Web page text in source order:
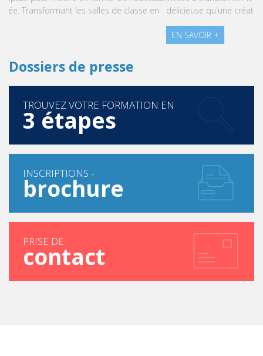
délicieuse qu'une création pâtissière.
3 étapes
brochure
contact